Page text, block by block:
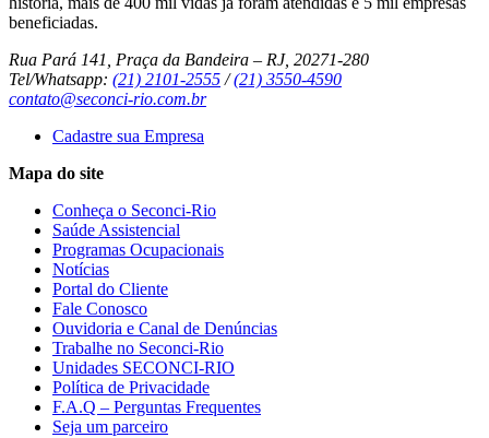
beneficiadas.
Rua Pará 141, Praça da Bandeira – RJ, 20271-280
Tel/Whatsapp: (21) 2101-2555/(21) 3550-4590
contato@seconci-rio.com.br
Cadastre sua Empresa
Mapa do site
Conheça o Seconci-Rio
Saúde Assistencial
Programas Ocupacionais
Notícias
Portal do Cliente
Fale Conosco
Ouvidoria e Canal de Denúncias
Trabalhe no Seconci-Rio
Unidades SECONCI-RIO
Política de Privacidade
F.A.Q – Perguntas Frequentes
Seja um parceiro